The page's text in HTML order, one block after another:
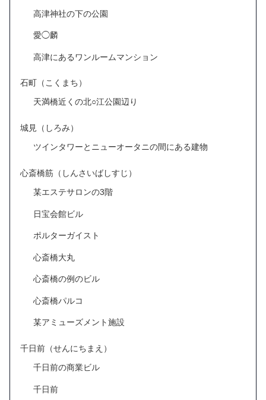
高津神社の下の公園
愛◯麟
高津にあるワンルームマンション
石町（こくまち）
天満橋近くの北○江公園辺り
城見（しろみ）
ツインタワーとニューオータニの間にある建物
心斎橋筋（しんさいばしすじ）
某エステサロンの3階
日宝会館ビル
ポルターガイスト
心斎橋大丸
心斎橋の例のビル
心斎橋パルコ
某アミューズメント施設
千日前（せんにちまえ）
千日前の商業ビル
千日前